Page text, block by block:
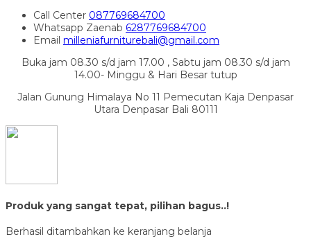
Call Center 087769684700
Whatsapp Zaenab 6287769684700
Email milleniafurniturebali@gmail.com
Buka jam 08.30 s/d jam 17.00 , Sabtu jam 08.30 s/d jam
14.00- Minggu & Hari Besar tutup
Jalan Gunung Himalaya No 11 Pemecutan Kaja Denpasar
Utara Denpasar Bali 80111
Produk yang sangat tepat, pilihan bagus..!
Berhasil ditambahkan ke keranjang belanja